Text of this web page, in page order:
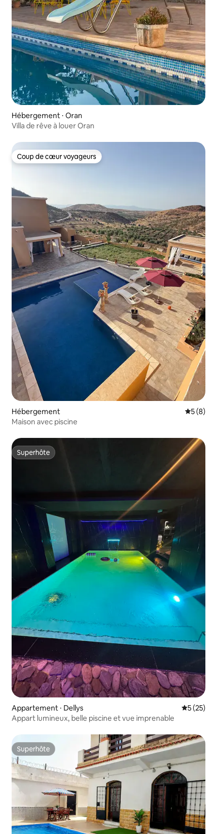
Hébergement ⋅ Oran
Villa de rêve à louer Oran
Coup de cœur voyageurs
Coup de cœur voyageurs
Hébergement
5 (8)
Maison avec piscine
Superhôte
Superhôte
Appartement ⋅ Dellys
5 (25)
Appart lumineux, belle piscine et vue imprenable
Superhôte
Superhôte